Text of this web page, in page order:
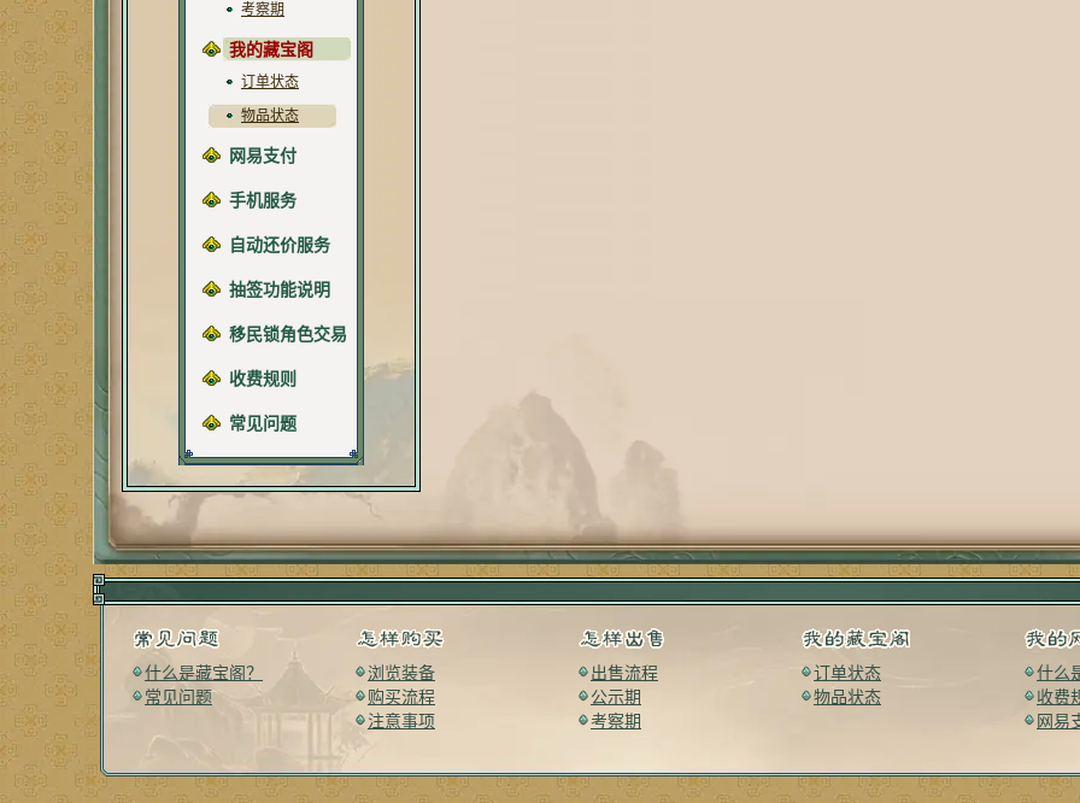
考察期
我的藏宝阁
订单状态
物品状态
网易支付
手机服务
自动还价服务
抽签功能说明
移民锁角色交易
收费规则
常见问题
什么是藏宝阁？
常见问题
浏览装备
购买流程
注意事项
出售流程
公示期
考察期
订单状态
物品状态
什么
收费
网易